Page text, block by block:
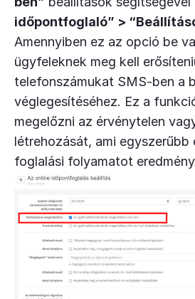
időpontfoglaló” >
Amennyiben ez az opció be
ügyfeleknek meg kell
telefonszámukat SMS-ben a
véglegesítéséhez. Ez a
megelőzni az érvénytelen
létrehozását, ami egyszerűbb
foglalási folyamatot